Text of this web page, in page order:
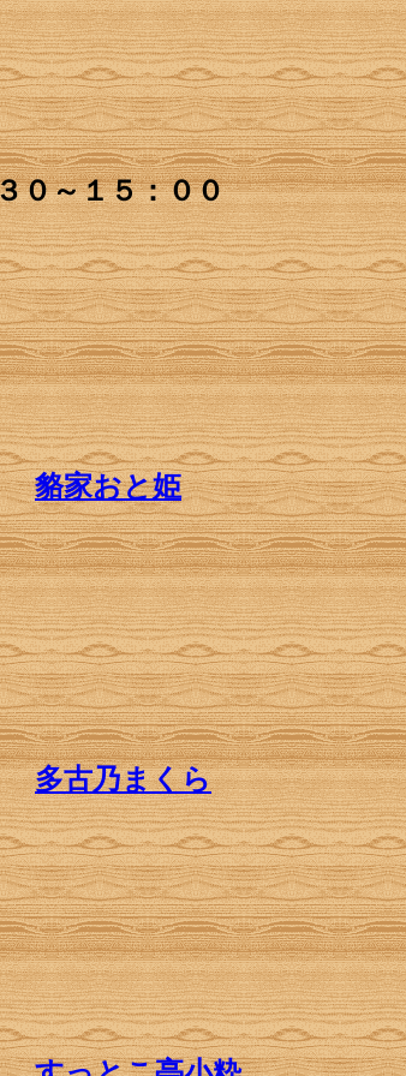
３０～１５：００
貉家おと姫
多古乃まくら